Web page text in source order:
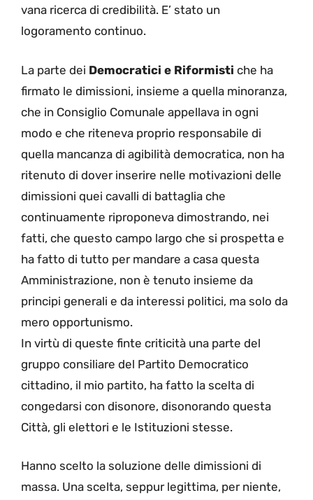
vana ricerca di credibilità. E’ stato un
logoramento continuo.
La parte dei Democratici e Riformisti che ha
firmato le dimissioni, insieme a quella minoranza,
che in Consiglio Comunale appellava in ogni
modo e che riteneva proprio responsabile di
quella mancanza di agibilità democratica, non ha
ritenuto di dover inserire nelle motivazioni delle
dimissioni quei cavalli di battaglia che
continuamente riproponeva dimostrando, nei
fatti, che questo campo largo che si prospetta e
ha fatto di tutto per mandare a casa questa
Amministrazione, non è tenuto insieme da
principi generali e da interessi politici, ma solo da
mero opportunismo.
In virtù di queste finte criticità una parte del
gruppo consiliare del Partito Democratico
cittadino, il mio partito, ha fatto la scelta di
congedarsi con disonore, disonorando questa
Città, gli elettori e le Istituzioni stesse.
Hanno scelto la soluzione delle dimissioni di
massa. Una scelta, seppur legittima, per niente,